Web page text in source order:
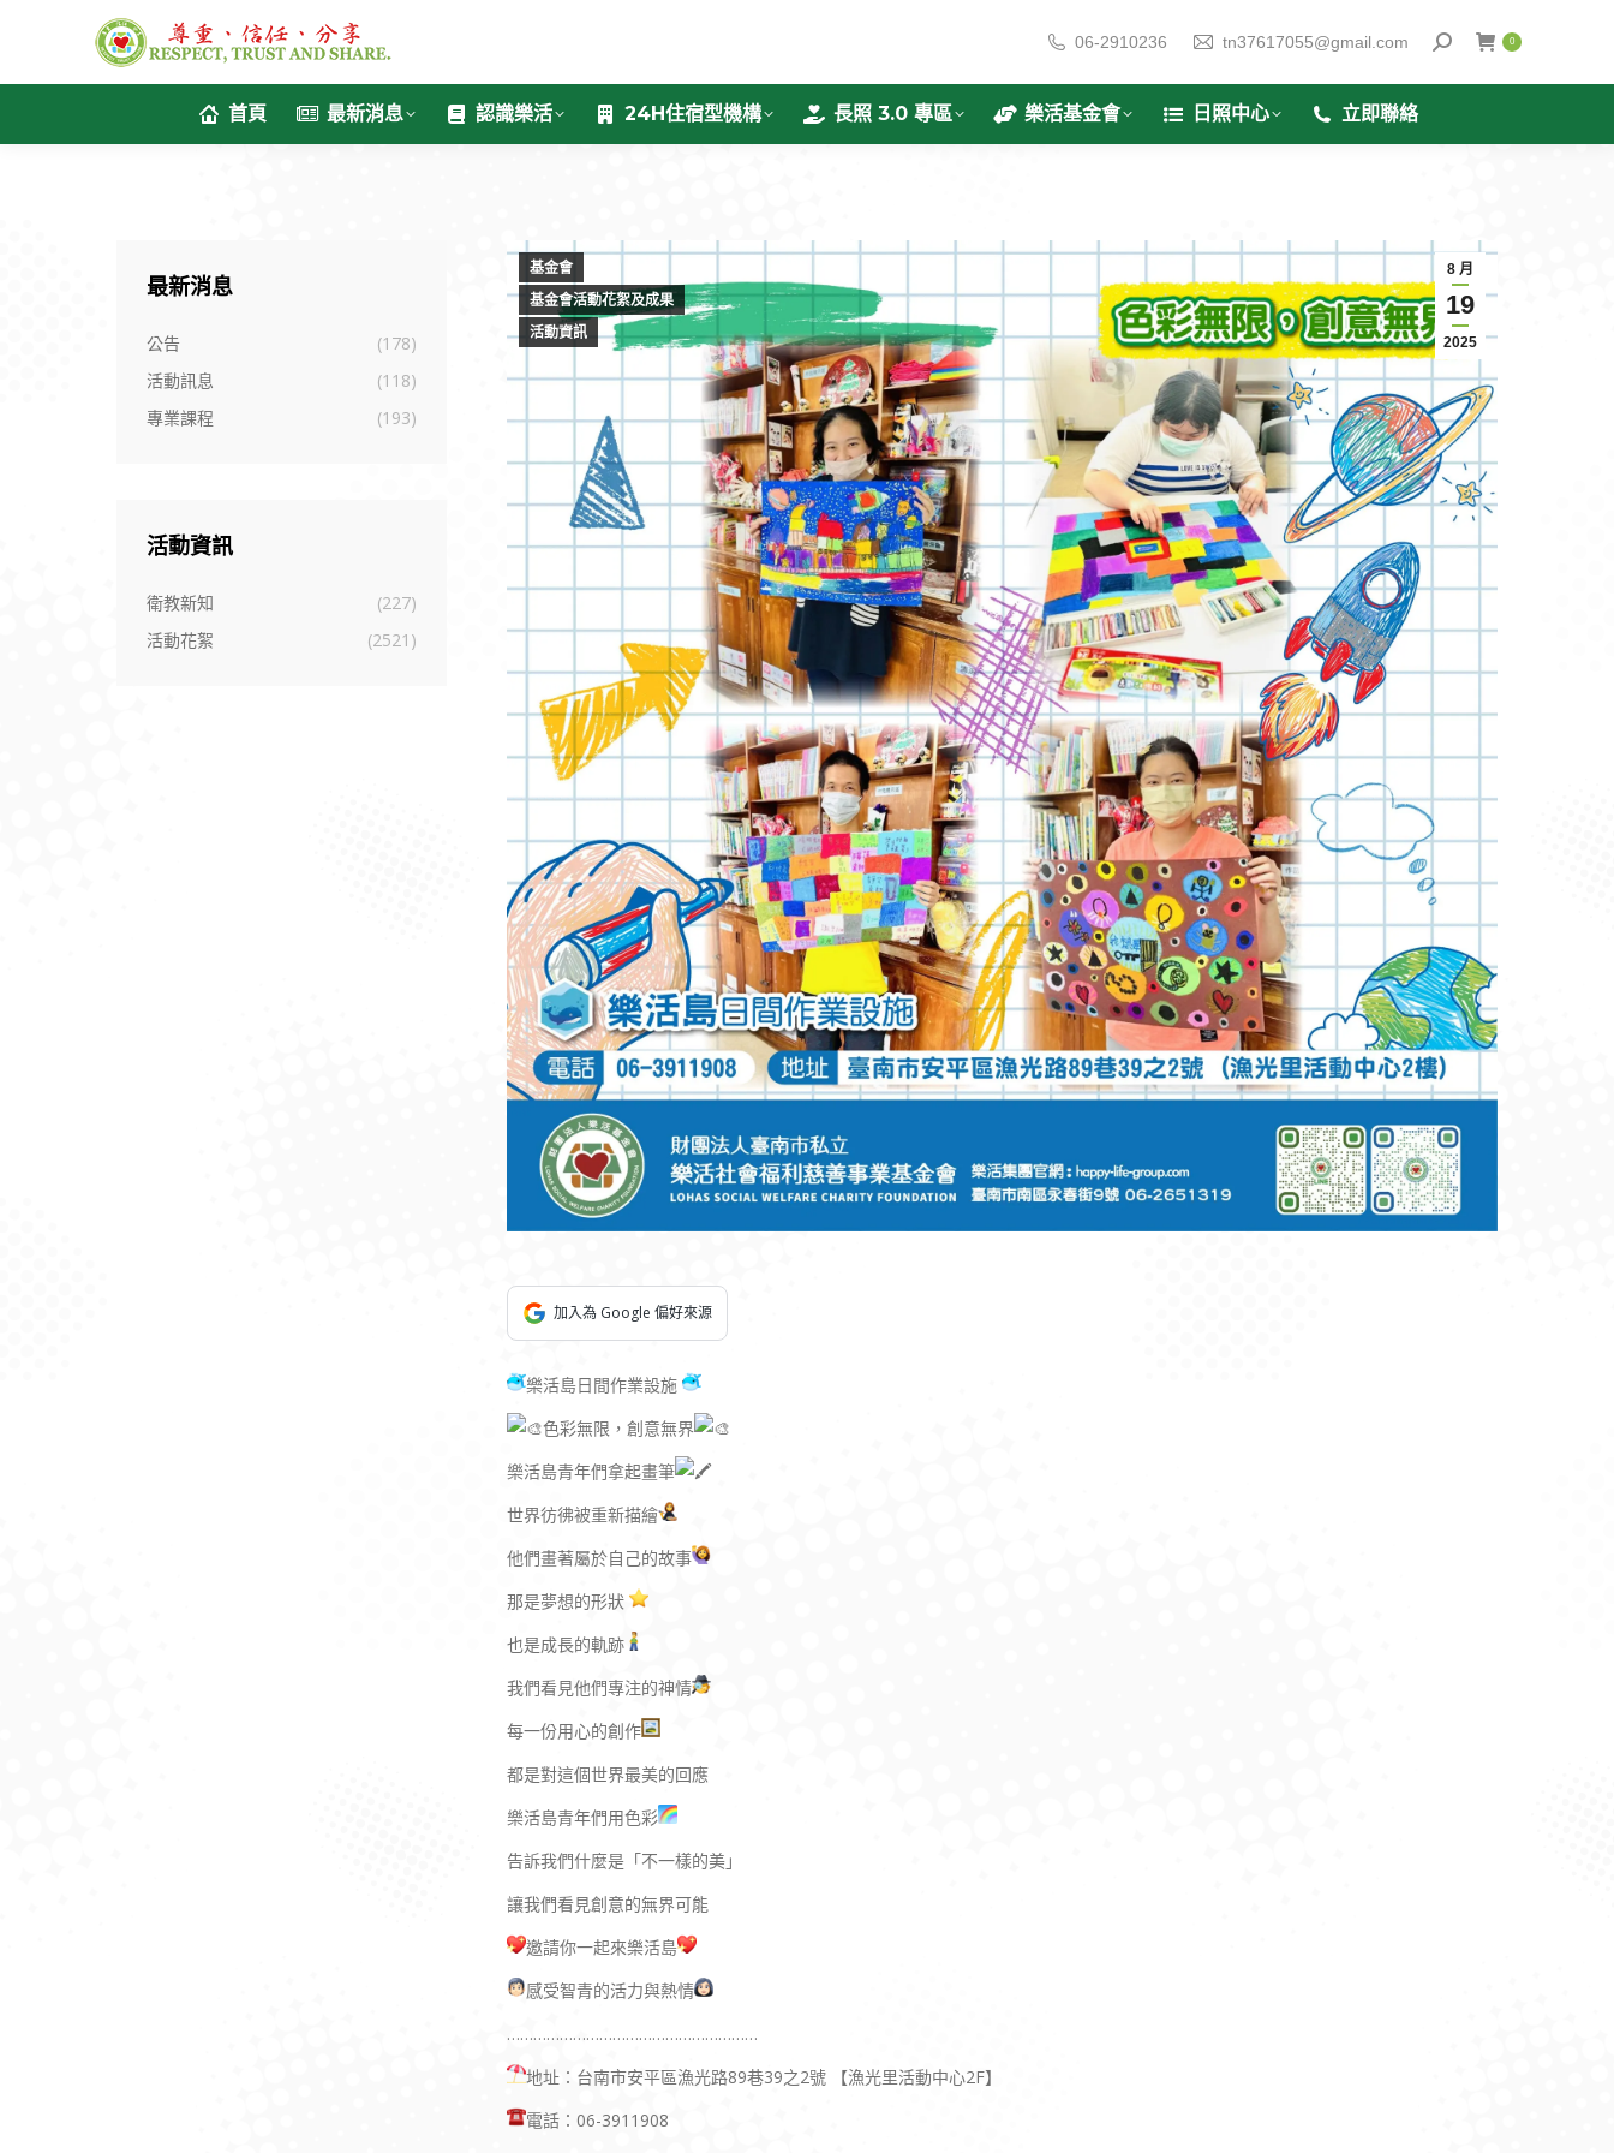
06-2910236 tn37617055@gmail.com 0
首頁 最新消息 認識樂活 24H住宿型機構 長照 3.0 專區 樂活基金會 日照中心 立即聯絡
8 月
19
2025
基金會
基金會活動花絮及成果
活動資訊
加入為 Google 偏好來源
樂活島日間作業設施
色彩無限，創意無界
樂活島青年們拿起畫筆
世界彷彿被重新描繪
他們畫著屬於自己的故事
那是夢想的形狀
也是成長的軌跡
我們看見他們專注的神情
每一份用心的創作
都是對這個世界最美的回應
樂活島青年們用色彩
告訴我們什麼是「不一樣的美」
讓我們看見創意的無界可能
邀請你一起來樂活島
感受智青的活力與熱情
…………………………………………………
地址：台南市安平區漁光路89巷39之2號 【漁光里活動中心2F】
電話：06-3911908
最新消息
公告
(178)
活動訊息
(118)
專業課程
(193)
活動資訊
衛教新知
(227)
活動花絮
(2521)